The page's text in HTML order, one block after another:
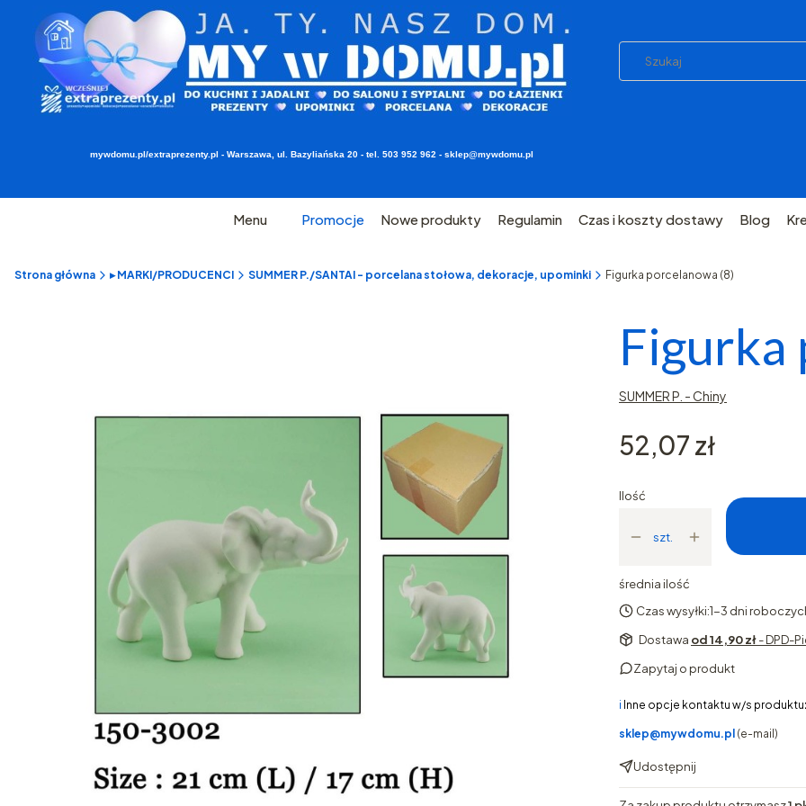
mywdomu.pl/extraprezenty.pl - Warszawa, ul. Bazyliańska 20 - tel. 503 952 962 - sklep@mywdomu.pl
Menu Promocje Nowe produkty Regulamin Czas i koszty dostawy Blog
Strona główna ▸ MARKI/PRODUCENCI SUMMER P./SANTAI - porcelana stołowa, dekoracje, upominki Figurka porcelanowa (8)
Figurka
SUMMER P. - Chiny
Cena
52,07 zł
Ilość
szt.
średnia ilość
Czas wysyłki:1-3 dni
Dostawa od 14,90 zł- DPD-
Zapytaj o produkt
ℹ️ Inne opcje kontaktu w/s produktu:
sklep@mywdomu.pl (e-mail)
Udostępnij